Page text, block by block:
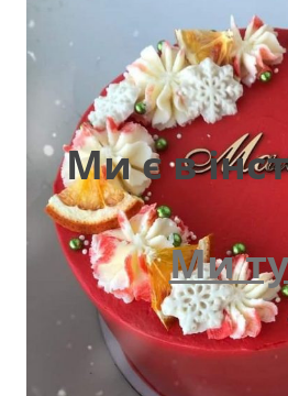
Ми є в
Ми